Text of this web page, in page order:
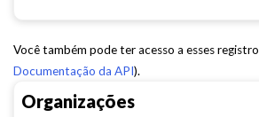
Organizações
Você também pode ter acesso a esses
Documentação da API).